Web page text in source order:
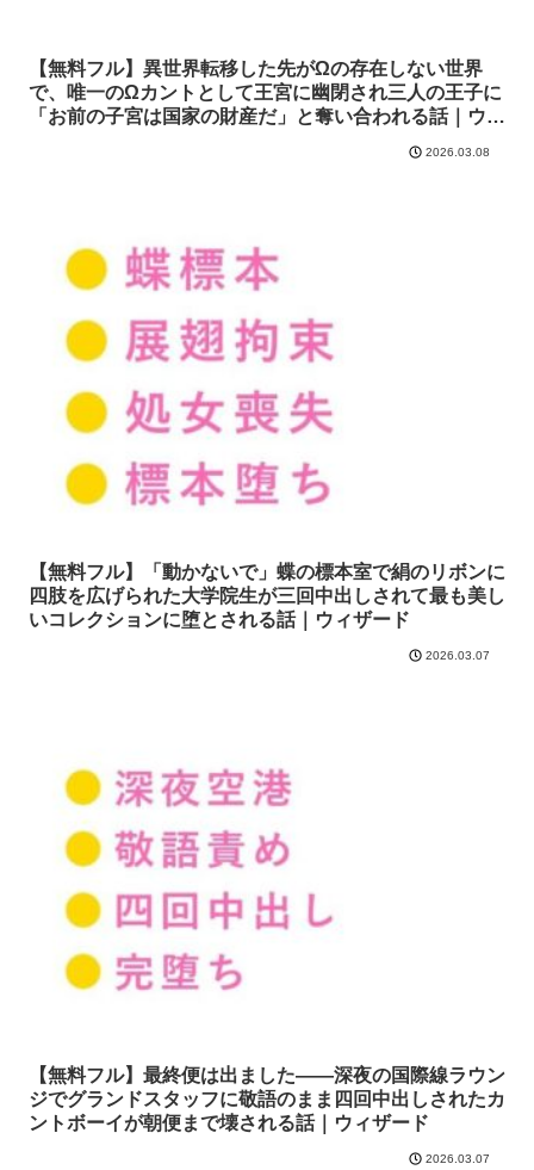
【無料フル】異世界転移した先がΩの存在しない世界
で、唯一のΩカントとして王宮に幽閉され三人の王子に
「お前の子宮は国家の財産だ」と奪い合われる話｜ウィ
2026.03.08
【無料フル】「動かないで」蝶の標本室で絹のリボンに
四肢を広げられた大学院生が三回中出しされて最も美し
いコレクションに堕とされる話｜ウィザード
2026.03.07
【無料フル】最終便は出ました――深夜の国際線ラウン
ジでグランドスタッフに敬語のまま四回中出しされたカ
ントボーイが朝便まで壊される話｜ウィザード
2026.03.07